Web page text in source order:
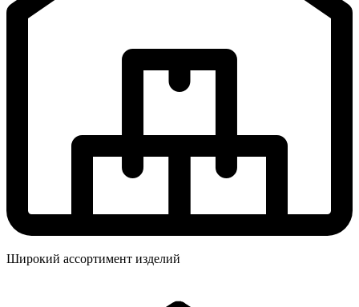
Широкий ассортимент изделий